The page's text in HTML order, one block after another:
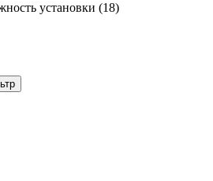
установки (18)